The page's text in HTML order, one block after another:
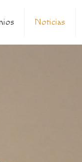
Noticias